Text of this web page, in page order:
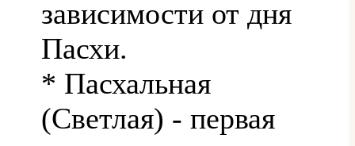
зависимости от дня
Пасхи.
* Пасхальная
(Светлая) - первая